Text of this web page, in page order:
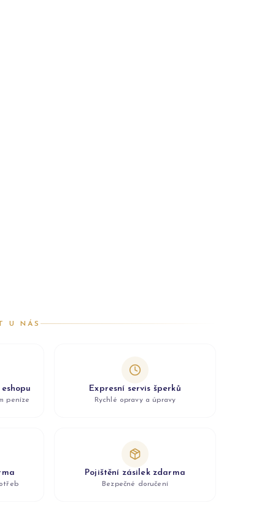
U NÁS
peníze
Expresní servis šperků
Rychlé opravy a úpravy
Pojištění zásilek zdarma
Bezpečné doručení